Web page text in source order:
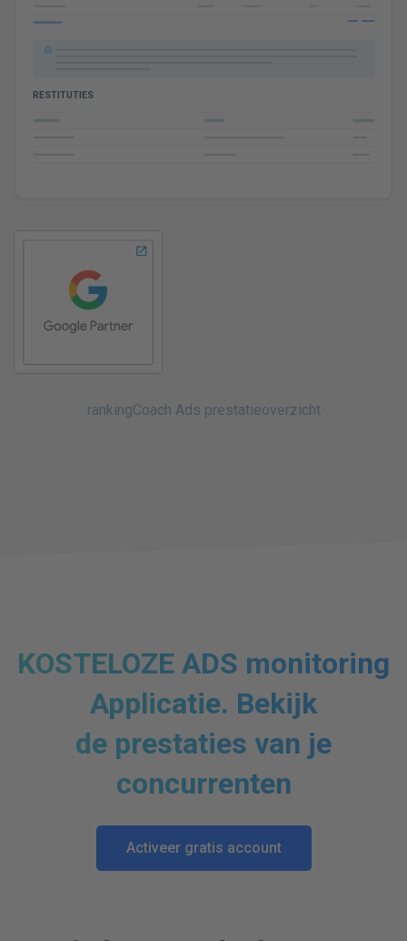
ADS BUDGET
rankingCoach Ads prestatieoverzicht
KOSTELOZE ADS monitoring
Applicatie. Bekijk
de prestaties van je
concurrenten
Activeer gratis account